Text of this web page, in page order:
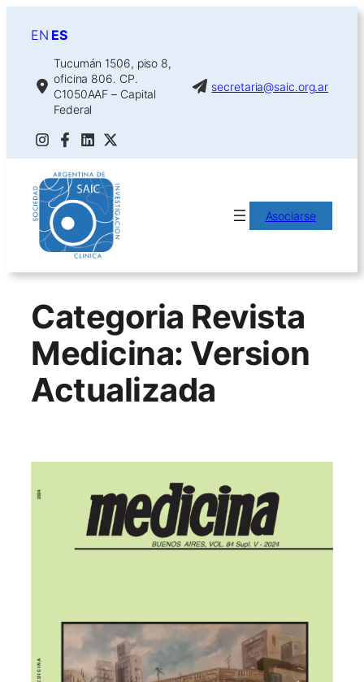
contenido
EN ES
Tucumán 1506, piso 8,
oficina 806. CP.
C1050AAF – Capital
Federal
secretaria@saic.org.ar
Asociarse
Categoria Revista
Medicina: Version
Actualizada